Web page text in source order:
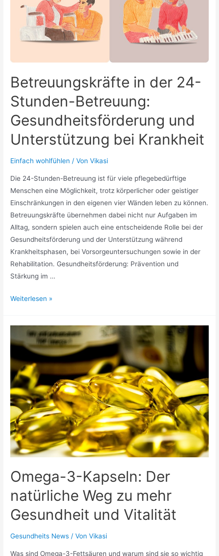
Betreuungskräfte in der 24-
Stunden-Betreuung:
Gesundheitsförderung und
Unterstützung bei Krankheit
Einfach wohlfühlen / VonVikasi
Die 24-Stunden-Betreuung ist für viele pflegebedürftige
Menschen eine Möglichkeit, trotz körperlicher oder geistiger
Einschränkungen in den eigenen vier Wänden leben zu können.
Betreuungskräfte übernehmen dabei nicht nur Aufgaben im
Alltag, sondern spielen auch eine entscheidende Rolle bei der
Gesundheitsförderung und der Unterstützung während
Krankheitsphasen, bei Vorsorgeuntersuchungen sowie in der
Rehabilitation. Gesundheitsförderung: Prävention und
Stärkung im …
Betreuungskräfte
Stunden-
Betreuung:
Gesundheitsförderung
und
Unterstützung
bei
Krankheit
Weiterlesen »
Omega-3-Kapseln: Der
natürliche Weg zu mehr
Gesundheit und Vitalität
Gesundheits News / VonVikasi
Was sind Omega-3-Fettsäuren und warum sind sie so wichtig